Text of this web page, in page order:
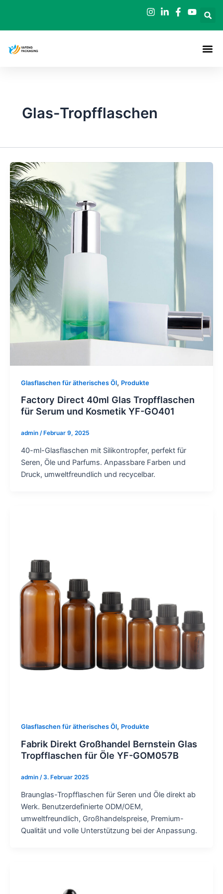
springen
Glas-Tropfflaschen
Glasflaschen für ätherisches Öl, Produkte
Factory Direct 40ml Glas Tropfflaschen
für Serum und Kosmetik YF-GO401
admin / Februar 9, 2025
40-ml-Glasflaschen mit Silikontropfer, perfekt für
Seren, Öle und Parfums. Anpassbare Farben und
Druck, umweltfreundlich und recycelbar.
Glasflaschen für ätherisches Öl, Produkte
Fabrik Direkt Großhandel Bernstein Glas
Tropfflaschen für Öle YF-GOM057B
admin /3. Februar 2025
Braunglas-Tropfflaschen für Seren und Öle direkt ab
Werk. Benutzerdefinierte ODM/OEM,
umweltfreundlich, Großhandelspreise, Premium-
Qualität und volle Unterstützung bei der Anpassung.